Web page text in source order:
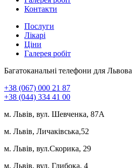
Контакти
Послуги
Лікарі
Ціни
Галерея робіт
Багатоканальні телефони для Львова
+38 (067) 000 21 87
+38 (044) 334 41 00
м. Львів, вул. Шевченка, 87А
м. Львів, Личаківська,52
м. Львів, вул.Скорика, 29
м. Львів, вул. Глибока, 4